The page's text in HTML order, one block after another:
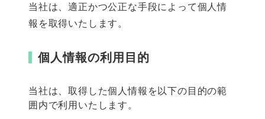
当社は、適正かつ公正な手段によって個人情
報を取得いたします。
個人情報の利用目的
当社は、取得した個人情報を以下の目的の範
囲内で利用いたします。